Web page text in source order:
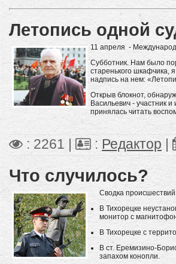
Летопись одной
11 апреля -
Субботник. Нам было
старенького шкафчика,
надпись на нем:
Открыв блокнот,
Васильевич - участник
принялась читать
: 2261 | : Редактор
Что случилось?
Сводка
В Тихорецке
монитор с
В Тихорецке с
В ст. Еремизино-
запахом конопли.